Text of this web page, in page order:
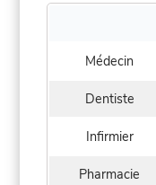
Médecin
Dentiste
Infirmier
Pharmacie